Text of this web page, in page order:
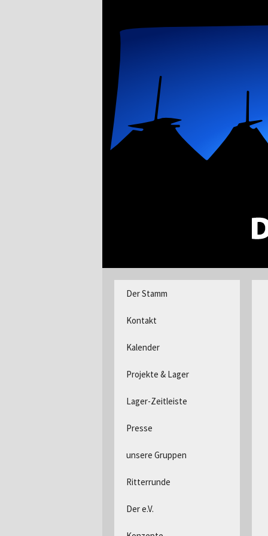
DPSG Stamm
springen
Der Stamm
Kontakt
Kalender
Projekte & Lager
Lager-Zeitleiste
Presse
unsere Gruppen
Ritterrunde
Der e.V.